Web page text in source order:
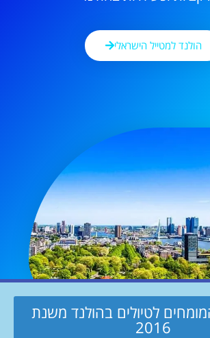
הולנד למטייל הישראלי
לטיולים בהולנד משנת
2016